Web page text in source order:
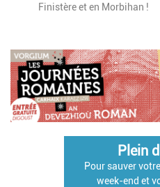
Finistère et en Morbihan !
Plein
Pour sauver
week-end et